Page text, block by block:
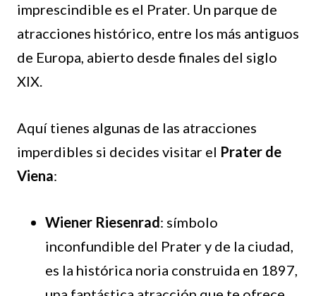
imprescindible es el Prater. Un parque de
atracciones histórico, entre los más antiguos
de Europa, abierto desde finales del siglo
XIX.
Aquí tienes algunas de las atracciones
imperdibles si decides visitar el Prater de
Viena:
Wiener Riesenrad: símbolo
inconfundible del Prater y de la ciudad,
es la histórica noria construida en 1897,